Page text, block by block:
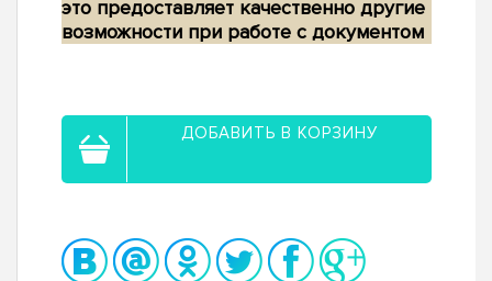
это предоставляет качественно другие
возможности при работе с документом
ДОБАВИТЬ В КОРЗИНУ